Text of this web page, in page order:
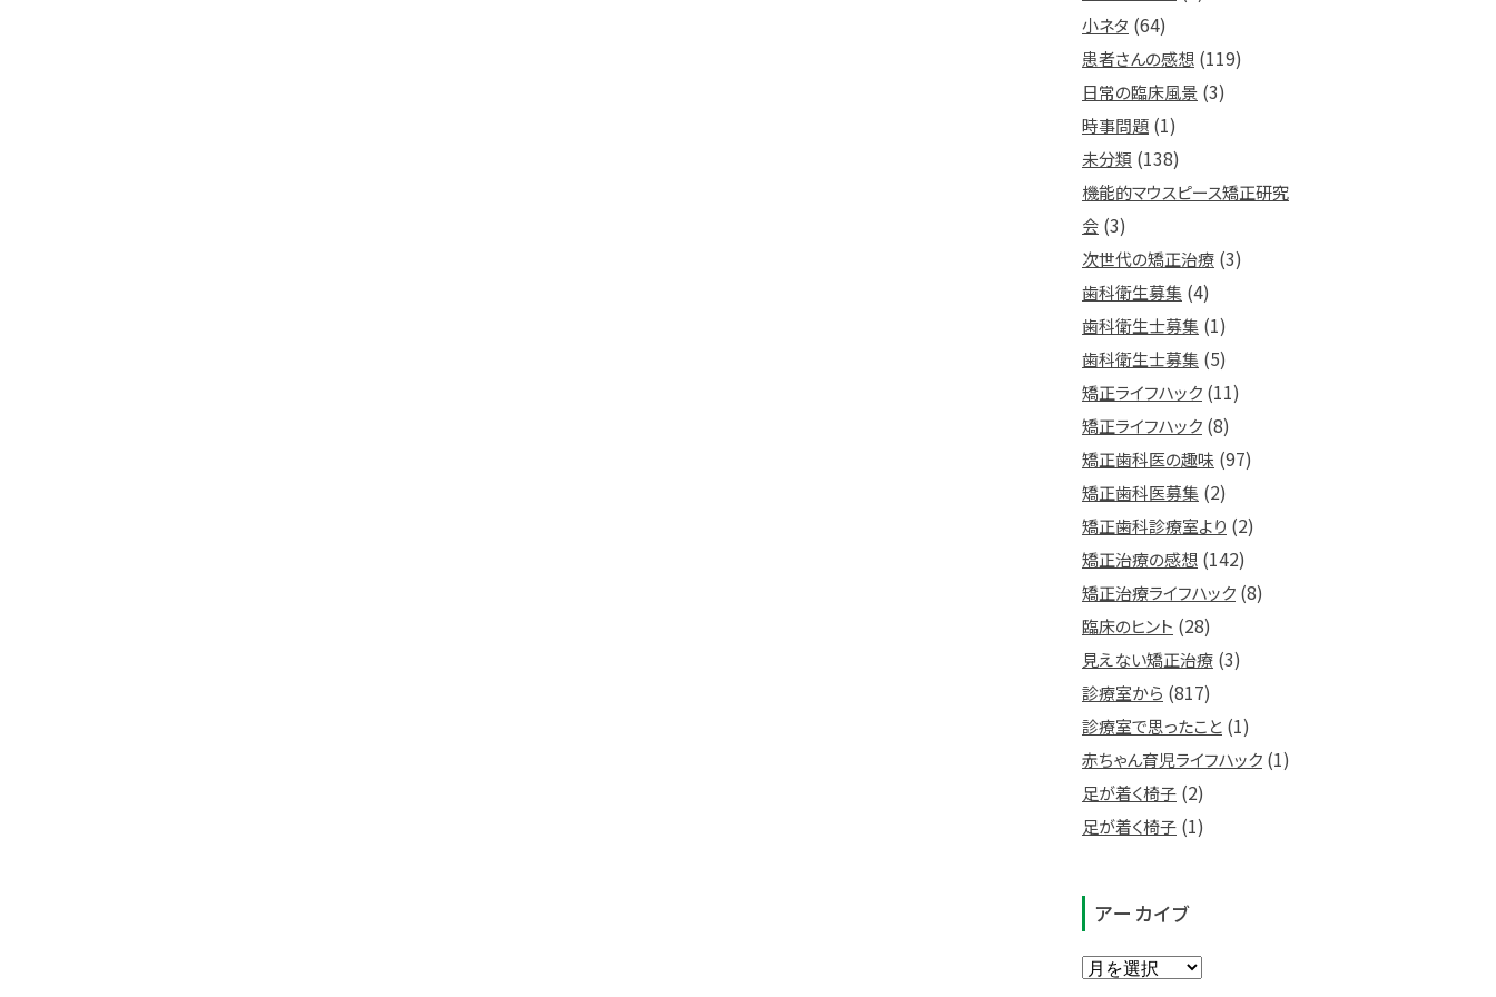
小ネタ (64)
患者さんの感想 (119)
日常の臨床風景 (3)
時事問題 (1)
未分類 (138)
機能的マウスピース矯正研究
会 (3)
次世代の矯正治療 (3)
歯科衛生募集 (4)
歯科衛生士募集 (1)
歯科衛生士募集 (5)
矯正ライフハック (11)
矯正ライフハック (8)
矯正歯科医の趣味 (97)
矯正歯科医募集 (2)
矯正歯科診療室より (2)
矯正治療の感想 (142)
矯正治療ライフハック (8)
臨床のヒント (28)
見えない矯正治療 (3)
診療室から (817)
診療室で思ったこと (1)
赤ちゃん育児ライフハック (1)
足が着く椅子 (2)
足が着く椅子 (1)
アーカイブ